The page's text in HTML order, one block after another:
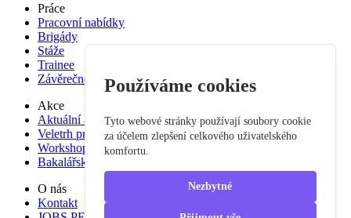
Práce
Pracovní nabídky
Brigády
Stáže
Trainee
Závěrečné práce
Akce
Aktuální akce
Veletrh pracovních příležitostí
Workshop studium pro praxi
Bakalářská praxe
O nás
Kontakt
Používáme cookies
Tyto webové stránky používají soubory cookie
za účelem zlepšení celkového uživatelského
komfortu.
Nezbytné